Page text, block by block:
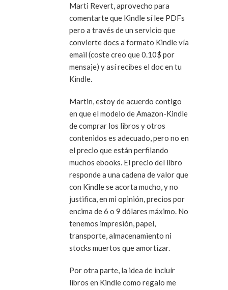
Marti Revert, aprovecho para
comentarte que Kindle sí lee PDFs
pero a través de un servicio que
convierte docs a formato Kindle vía
email (coste creo que 0.10$ por
mensaje) y así recibes el doc en tu
Kindle.
Martin, estoy de acuerdo contigo
en que el modelo de Amazon-Kindle
de comprar los libros y otros
contenidos es adecuado, pero no en
el precio que están perfilando
muchos ebooks. El precio del libro
responde a una cadena de valor que
con Kindle se acorta mucho, y no
justifica, en mi opinión, precios por
encima de 6 o 9 dólares máximo. No
tenemos impresión, papel,
transporte, almacenamiento ni
stocks muertos que amortizar.
Por otra parte, la idea de incluír
libros en Kindle como regalo me